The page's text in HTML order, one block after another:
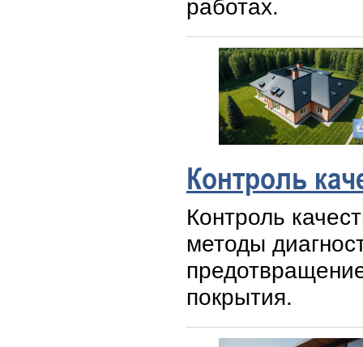
работах.
Контроль
Контроль
методы
покрытия.